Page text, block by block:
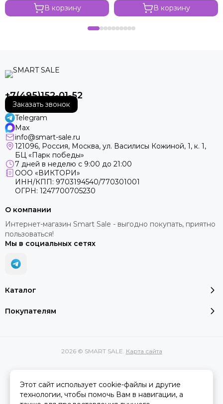
В корзину В корзину
+7(495)152-01-52
Заказать звонок
Telegram
Max
info@smart-sale.ru
121096, Россия, Москва, ул. Василисы Кожиной, 1, к. 1,
БЦ «Парк победы»
7 дней в неделю с 9:00 до 21:00
ООО «ВИКТОРИ»
ИНН/КПП: 9703194540/770301001
ОГРН: 1247700705230
Каталог
Покупателям
О компании
Интернет-магазин Smart Sale - выгодно покупать, приятно
пользоваться!
Мы в социальных сетях
2026 © SMART SALE. Карта сайта
Вся представленная на сайте информация, касающаяся
характеристик, стоимости товаров и услуг, носит
Этот сайт использует cookie-файлы и другие
технологии, чтобы помочь Вам в навигации, а